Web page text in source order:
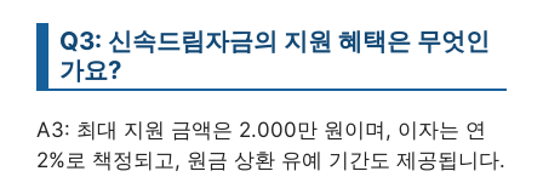
Q3: 신속드림자금의 지원 혜택은 무엇인
가요?
A3: 최대 지원 금액은 2.000만 원이며, 이자는 연
2%로 책정되고, 원금 상환 유예 기간도 제공됩니다.